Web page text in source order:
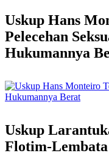
Uskup Hans
Pelecehan
Hukumannya
Uskup
Flotim-